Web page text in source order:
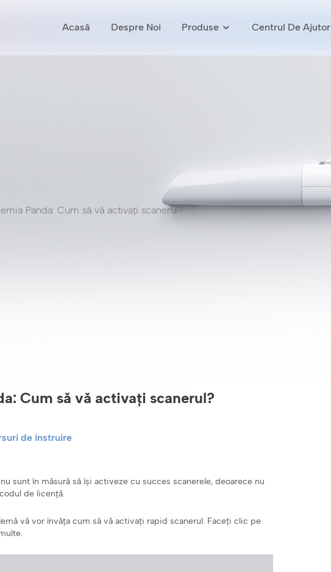
Acasă Despre Noi Produse Centrul De Ajutor
Panda: Cum să vă activați scanerul?
Cum să vă activați scanerul?
de instruire
sunt în măsură să își activeze cu succes scanerele, deoarece nu
de licență.
vă vor învăța cum să vă activați rapid scanerul. Faceți clic pe